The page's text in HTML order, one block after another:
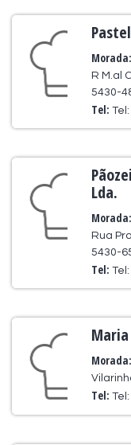
Morada:
R M.al
5430-
Tel:
Lda.
Morada:
Rua
5430-
Tel:
Morada:
Tel: